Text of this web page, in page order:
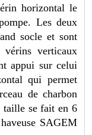
horizontal le
Les deux
socle et sont
vérins verticaux
appui sur celui
qui permet
de charbon
taille se fait en 6
SAGEM